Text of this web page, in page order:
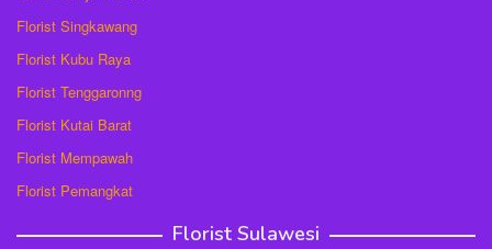
Florist Singkawang
Florist Kubu Raya
Florist Tenggaronng
Florist Kutai Barat
Florist Mempawah
Florist Pemangkat
Florist Sulawesi